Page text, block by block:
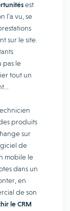
est
l’a vu, se
sur le site.
pas le
tout un
produits
sur
de
mobile le
dans un
en
de son
le CRM